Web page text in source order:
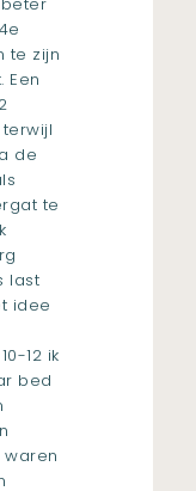
te zijn
Een
de
te
last
idee
12 ik
bed